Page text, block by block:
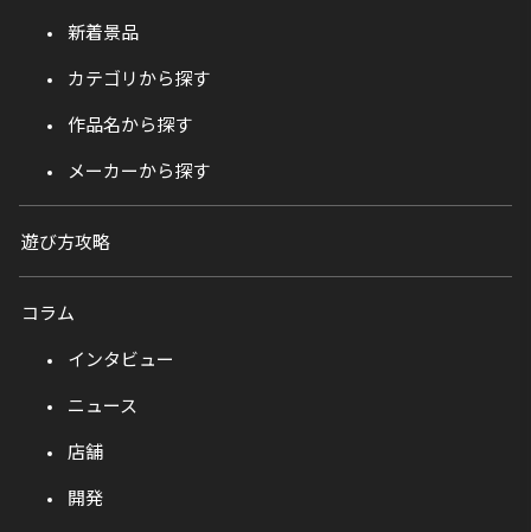
新着景品
カテゴリから探す
作品名から探す
メーカーから探す
遊び方攻略
コラム
インタビュー
ニュース
店舗
開発